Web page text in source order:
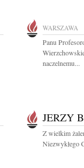
WARSZAWA
Panu
naczelnemu...
JERZY
Z wielkim
Niezwykłego